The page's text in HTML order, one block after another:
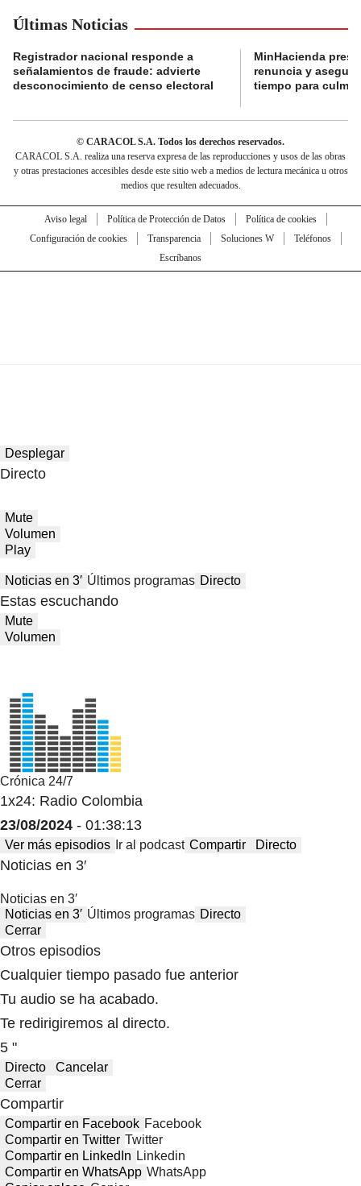
Últimas Noticias
Registrador nacional responde a
señalamientos de fraude: advierte
desconocimiento de censo electoral
MinHacienda
renuncia y
tiempo para
© CARACOL S.A. Todos los derechos reservados.
CARACOL S.A. realiza una reserva expresa de las reproducciones y usos de las obras
y otras prestaciones accesibles desde este sitio web a medios de lectura mecánica u otros
medios que resulten adecuados.
Aviso legal Política de Protección de Datos
Política de cookies
Configuración de cookies
Transparencia Soluciones W
Teléfonos
Escríbanos
Desplegar
Directo
Mute
Volumen
Play
Noticias en 3′ Últimos programas Directo
Estas escuchando
Mute
Volumen
Crónica 24/7
1x24: Radio Colombia
23/08/2024 - 01:38:13
Ver más episodios Ir al podcast Compartir Directo
Noticias en 3′
Noticias en 3′
Noticias en 3′ Últimos programas Directo
Cerrar
Otros episodios
Cualquier tiempo pasado fue anterior
Tu audio se ha acabado.
Te redirigiremos al directo.
5 "
Directo
Cancelar
Cerrar
Compartir
Compartir en Facebook Facebook
Compartir en Twitter Twitter
Compartir en LinkedIn Linkedin
Compartir en WhatsApp WhatsApp